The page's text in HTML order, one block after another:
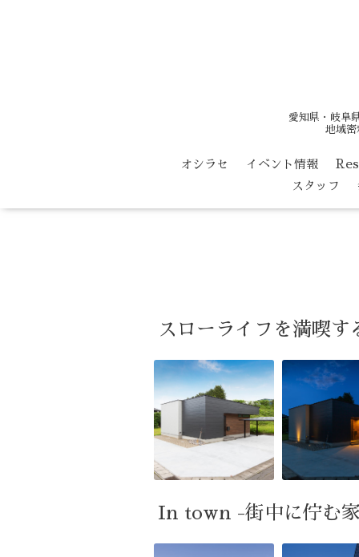
愛知県・岐阜
地域密
オシラセ イベント情報
スタッフ
スローライフを満喫す
In town -街中に佇む